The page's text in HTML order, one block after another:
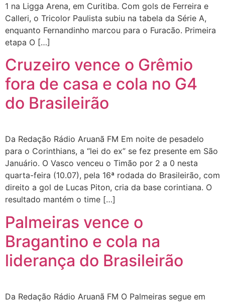
1 na Ligga Arena, em Curitiba. Com gols de Ferreira e
Calleri, o Tricolor Paulista subiu na tabela da Série A,
enquanto Fernandinho marcou para o Furacão. Primeira
etapa O […]
Cruzeiro vence o Grêmio
fora de casa e cola no G4
do Brasileirão
Da Redação Rádio Aruanã FM Em noite de pesadelo
para o Corinthians, a “lei do ex” se fez presente em São
Januário. O Vasco venceu o Timão por 2 a 0 nesta
quarta-feira (10.07), pela 16ª rodada do Brasileirão, com
direito a gol de Lucas Piton, cria da base corintiana. O
resultado mantém o time […]
Palmeiras vence o
Bragantino e cola na
liderança do Brasileirão
Da Redação Rádio Aruanã FM O Palmeiras segue em